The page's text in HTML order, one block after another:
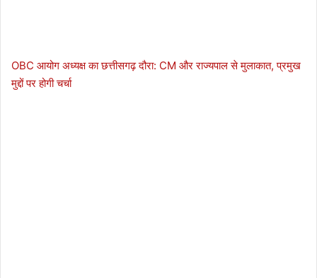
OBC आयोग अध्यक्ष का छत्तीसगढ़ दौरा: CM और राज्यपाल से मुलाकात, प्रमुख
मुद्दों पर होगी चर्चा